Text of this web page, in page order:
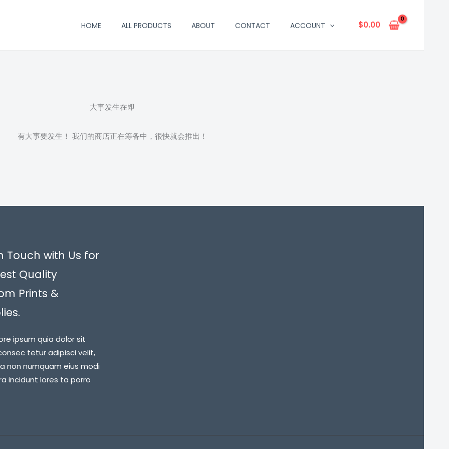
HOME ALL PRODUCTS ABOUT CONTACT ACCOUNT $0.00
大事发生在即
有大事要发生！ 我们的商店正在筹备中，很快就会推出！
Touch with Us for
Quality
Prints &
ipsum quia dolor sit
tetur adipisci velit,
non numquam eius modi
incidunt lores ta porro